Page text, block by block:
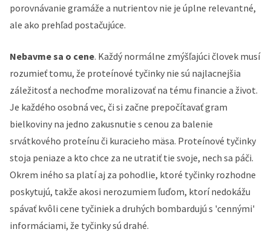
porovnávanie gramáže a nutrientov nie je úplne relevantné,
ale ako prehľad postačujúce.
Nebavme sa o cene. Každý normálne zmýšľajúci človek musí
rozumieť tomu, že proteínové tyčinky nie sú najlacnejšia
záležitosť a nechoďme moralizovať na tému financie a život.
Je každého osobná vec, či si začne prepočítavať gram
bielkoviny na jedno zakusnutie s cenou za balenie
srvátkového proteínu či kuracieho mäsa. Proteínové tyčinky
stoja peniaze a kto chce za ne utratiť tie svoje, nech sa páči.
Okrem iného sa platí aj za pohodlie, ktoré tyčinky rozhodne
poskytujú, takže akosi nerozumiem ľuďom, ktorí nedokážu
spávať kvôli cene tyčiniek a druhých bombardujú s 'cennými'
informáciami, že tyčinky sú drahé.